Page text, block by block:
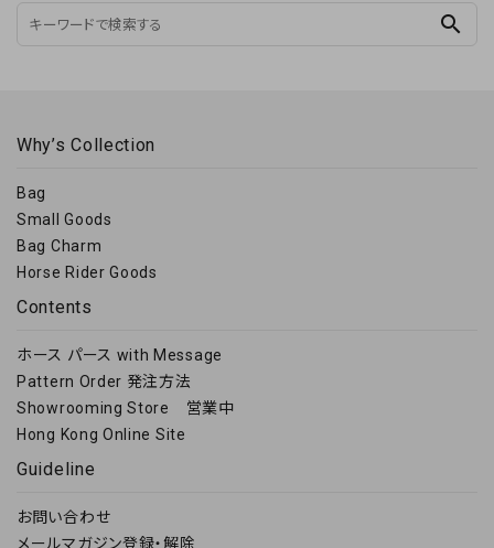
search
Why’s Collection
Bag
Small Goods
Bag Charm
Horse Rider Goods
Contents
ホース パース with Message
Pattern Order 発注方法
Showrooming Store 営業中
Hong Kong Online Site
Guideline
お問い合わせ
メールマガジン登録・解除